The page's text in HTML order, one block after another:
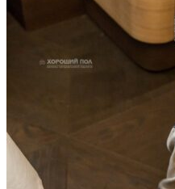
ВИДЕО-ИНСТРУКЦИЯ:
покрытые маслом и твердым
ремонта и восстановления
02.02.2026
ПОЛЫ, ПОКРЫТЫЕ
НЕБОЛЬШИХ
Читать полностью
12.01.2026